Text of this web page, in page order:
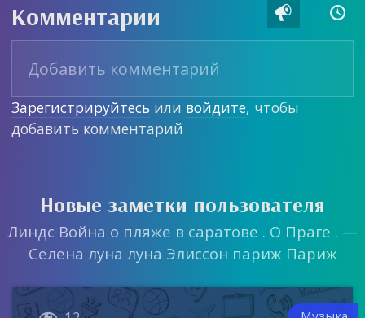
Комментарии  
Зарегистрируйтесь или войдите, чтобы
добавить комментарий
Новые заметки пользователя
Линдс Война о пляже в саратове . О Праге . —
Селена луна луна Элиссон париж Париж